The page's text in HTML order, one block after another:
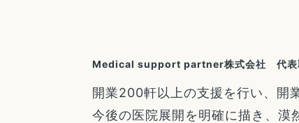
Medical support partner株式会社 代表
開業200軒以上の支援を行い、開
今後の医院展開を明確に描き、漠